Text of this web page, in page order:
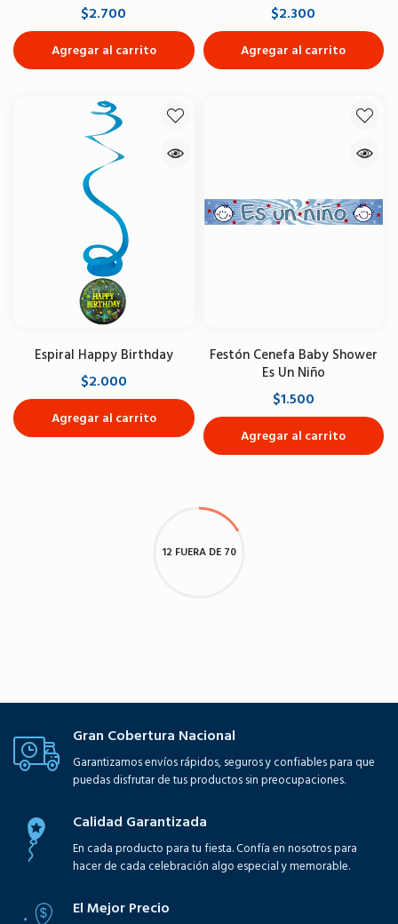
$2.700
Agregar al carrito
$2.300
Agregar al carrito
Espiral Happy Birthday
$2.000
Agregar al carrito
Festón Cenefa Baby Shower
Es Un Niño
$1.500
Agregar al carrito
12 FUERA DE 70
Gran Cobertura Nacional
Garantizamos envíos rápidos, seguros y confiables para que
puedas disfrutar de tus productos sin preocupaciones.
Calidad Garantizada
En cada producto para tu fiesta. Confía en nosotros para
hacer de cada celebración algo especial y memorable.
El Mejor Precio